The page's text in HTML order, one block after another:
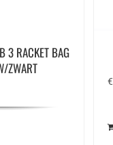
3 RACKET BAG
ZWART
€